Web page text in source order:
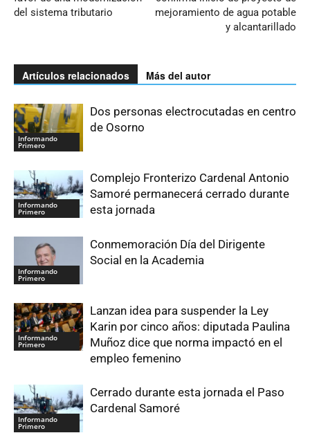
del sistema tributario
mejoramiento de agua potable
y alcantarillado
Artículos relacionados Más del autor
Informando
Primero
Dos personas electrocutadas en centro
de Osorno
Informando
Primero
Complejo Fronterizo Cardenal Antonio
Samoré permanecerá cerrado durante
esta jornada
Informando
Primero
Conmemoración Día del Dirigente
Social en la Academia
Informando
Primero
Lanzan idea para suspender la Ley
Karin por cinco años: diputada Paulina
Muñoz dice que norma impactó en el
empleo femenino
Informando
Primero
Cerrado durante esta jornada el Paso
Cardenal Samoré